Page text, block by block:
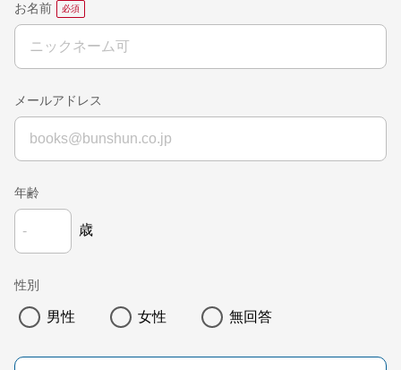
お名前
メールアドレス
年齢
歳
性別
男性 女性 無回答